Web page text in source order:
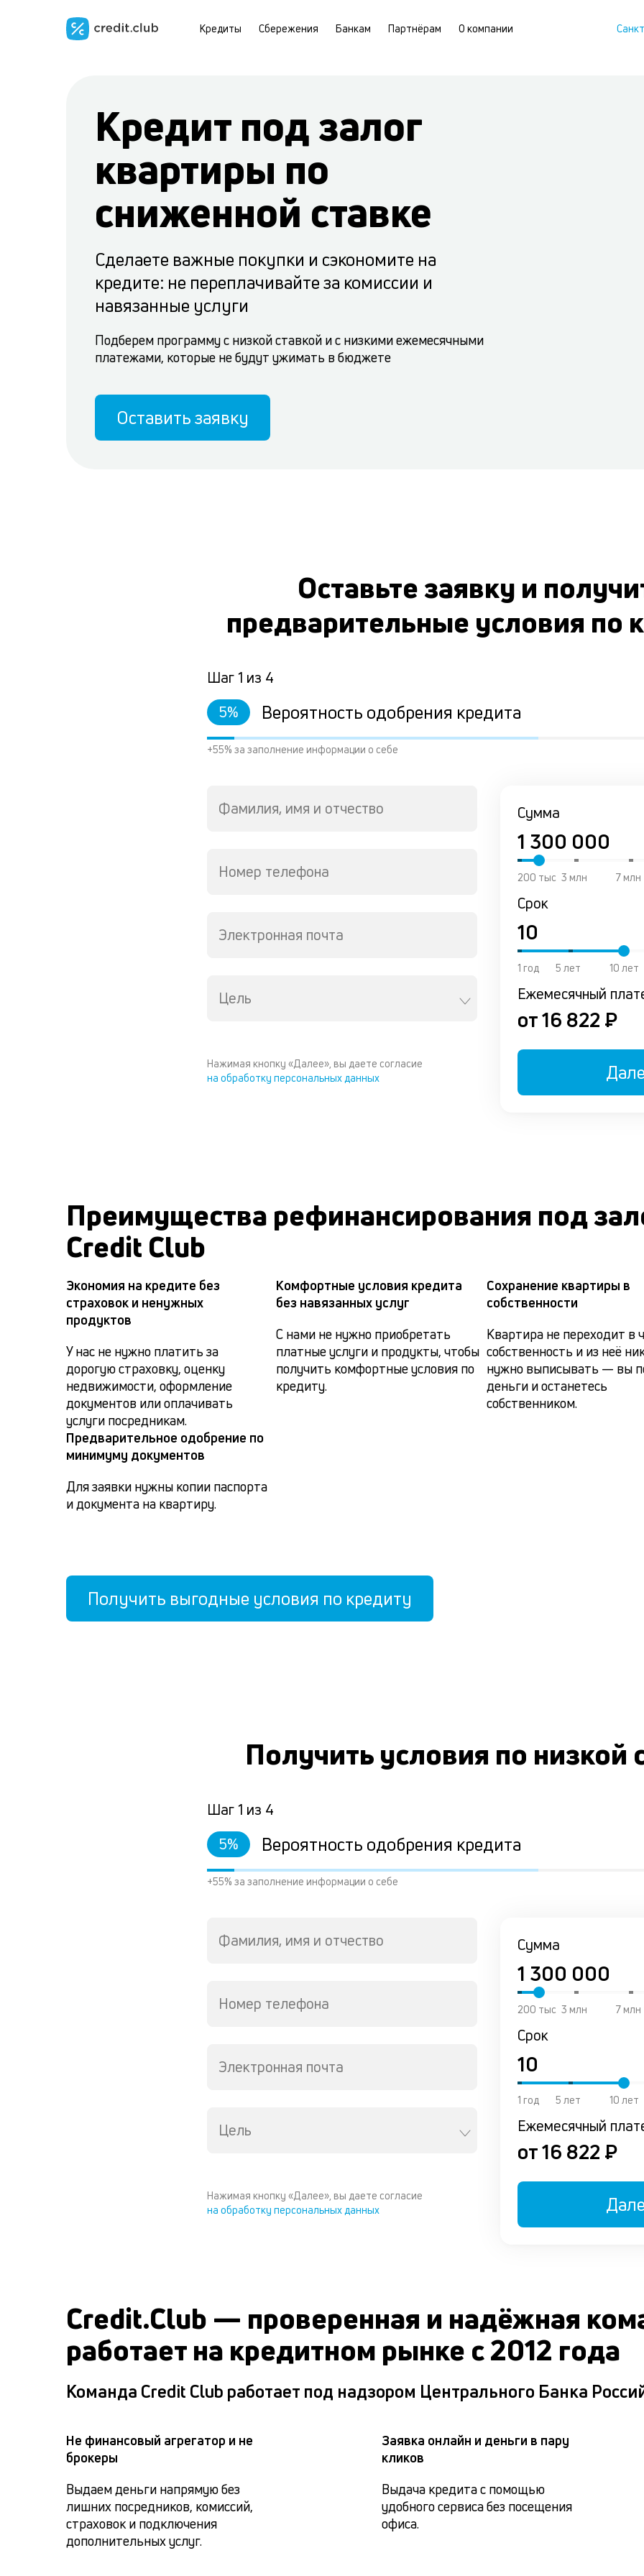
Кредиты Сбережения Банкам Партнёрам О компании
Кредит под залог
квартиры по
сниженной ставке
Сделаете важные покупки и сэкономите на
кредите: не переплачивайте за комиссии и
навязанные услуги
Подберем программу с низкой ставкой и с низкими ежемесячными
платежами, которые не будут ужимать в бюджете
Оставить заявку
Оставьте заявку и
предварительные условия по
Шаг1 из 4
5% Вероятность одобрения кредита
+55% за заполнение информации о себе
Сумма
7 млн
3 млн
200 тыс
Срок
10 лет
5 лет
1 год
Ежемесячный
от 16 822 ₽
Фамилия, имя и отчество
Номер телефона
Электронная почта
Цель
Нажимая кнопку «Далее», вы даете согласие
на обработку персональных данных
Преимущества рефинансирования под
Credit Club
Экономия на кредите без
страховок и ненужных
продуктов
У нас не нужно платить за
дорогую страховку, оценку
недвижимости, оформление
документов или оплачивать
услуги посредникам.
Комфортные условия кредита
без навязанных услуг
С нами не нужно приобретать
платные услуги и продукты, чтобы
получить комфортные условия по
кредиту.
Сохранение квартиры в
собственности
Квартира не переходит в
собственность и из неё
нужно выписывать — вы
деньги и останетесь
собственником.
Предварительное одобрение по
минимуму документов
Для заявки нужны копии паспорта
и документа на квартиру.
Получить выгодные условия по кредиту
Получить условия по низкой
Шаг1 из 4
5% Вероятность одобрения кредита
+55% за заполнение информации о себе
Сумма
7 млн
3 млн
200 тыс
Срок
10 лет
5 лет
1 год
Ежемесячный
от 16 822 ₽
Фамилия, имя и отчество
Номер телефона
Электронная почта
Цель
Нажимая кнопку «Далее», вы даете согласие
на обработку персональных данных
Credit.Club — проверенная и надёжная
работает на кредитном рынке с 2012 года
Команда Credit Club работает под надзором Центрального Банка
Не финансовый агрегатор и не
брокеры
Выдаем деньги напрямую без
лишних посредников, комиссий,
страховок и подключения
дополнительных услуг.
Заявка онлайн и деньги в пару
кликов
Выдача кредита с помощью
удобного сервиса без посещения
офиса.